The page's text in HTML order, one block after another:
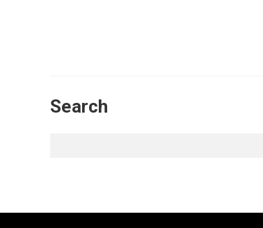
Search